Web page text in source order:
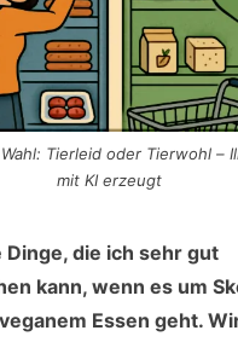
Tierleid oder Tierwohl –
mit KI erzeugt
Dinge, die ich sehr gut
kann, wenn es um
Essen geht.